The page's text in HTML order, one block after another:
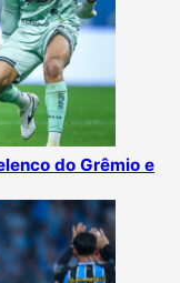
do Grêmio e